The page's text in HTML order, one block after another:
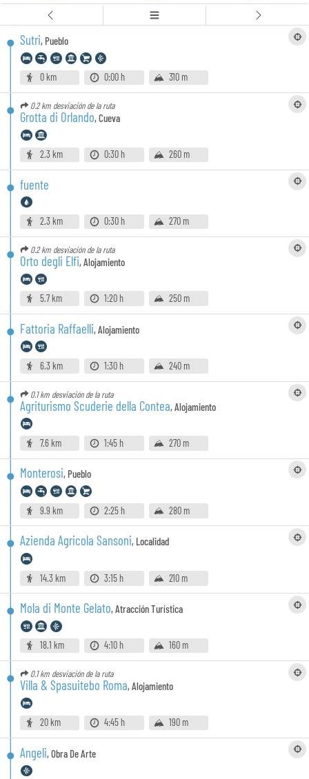
Sutri, Pueblo
0 km 0:00 h 310 m
0.2 km desviación de la ruta
Grotta di Orlando,Cueva
2.3 km 0:30 h 260 m
fuente
2.3 km 0:30 h 270 m
0.2 km desviación de la ruta
Orto degli Elfi,Alojamiento
5.7 km 1:20 h 250 m
Fattoria Raffaelli,Alojamiento
6.3 km 1:30 h 240 m
0.1 km desviación de la ruta
Agriturismo Scuderie della Contea,Alojamiento
7.6 km 1:45 h 270 m
Monterosi, Pueblo
9.9 km 2:25 h 280 m
Azienda Agricola Sansoni, Localidad
14.3 km 3:15 h 210 m
Mola di Monte Gelato,Atracción Turística
18.1 km 4:10 h 160 m
0.1 km desviación de la ruta
Villa & Spasuitebo Roma,Alojamiento
20 km 4:45 h 190 m
Angeli,Obra De Arte